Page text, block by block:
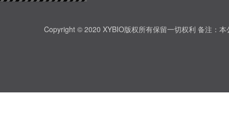
Copyright © 2020 XYBIO版权所有保留一切权利 备注：